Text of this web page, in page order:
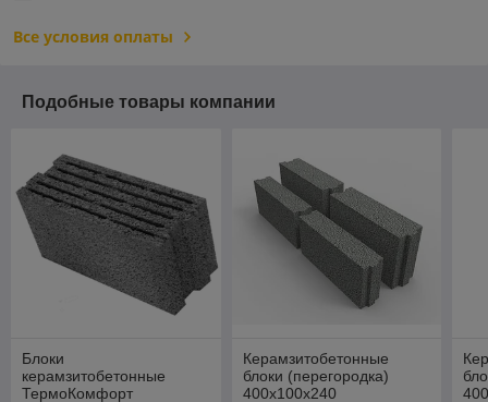
Все условия оплаты
Подобные товары компании
Блоки
керамзитобетонные
ТермоКомфорт
Керамзитобетонные
блоки (перегородка)
400х100х240